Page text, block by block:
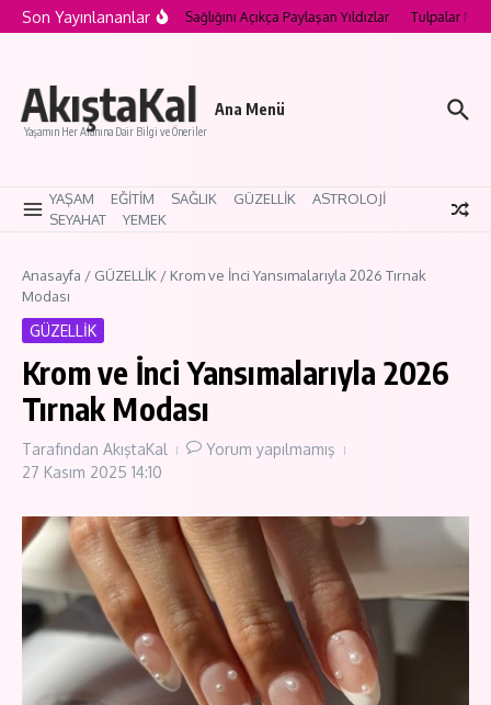
İçeriğe atla
Son Yayınlananlar
Kırılgan Kalpleri: Ruh Sağlığını Açıkça Paylaşan Yıldızlar Tulpalar
AkıştaKal
Yaşamın Her Alanına Dair Bilgi ve Öneriler
Ana Menü
YAŞAM EĞİTİM SAĞLIK GÜZELLİK
ASTROLOJİ
SEYAHAT
YEMEK
Anasayfa / GÜZELLİK / Krom ve İnci Yansımalarıyla 2026 Tırnak
Modası
GÜZELLİK
Krom ve İnci Yansımalarıyla 2026
Tırnak Modası
Tarafından AkıştaKal
Yorum yapılmamış
27 Kasım 2025 14:10